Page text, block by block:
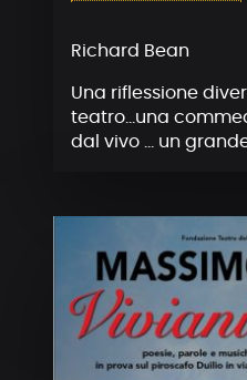
Richard Bean
Una riflessione
teatro…una
dal vivo … un